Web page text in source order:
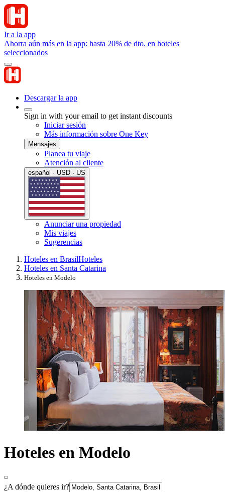
Ir a la app
Ahorra aún más en la app: hasta 20% de dto. en hoteles
seleccionados
Descargar la app
Sign in with your email to get instant discounts
Iniciar sesión
Más información sobre One Key
Mensajes
Planea tu viaje
Atención al cliente
español · USD · US
Anunciar una propiedad
Mis viajes
Sugerencias
Hoteles en BrasilHoteles
Hoteles en Santa Catarina
Hoteles en Modelo
Hoteles en Modelo
¿A dónde quieres ir?